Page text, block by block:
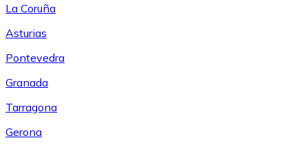
La Coruña
Asturias
Pontevedra
Granada
Tarragona
Gerona